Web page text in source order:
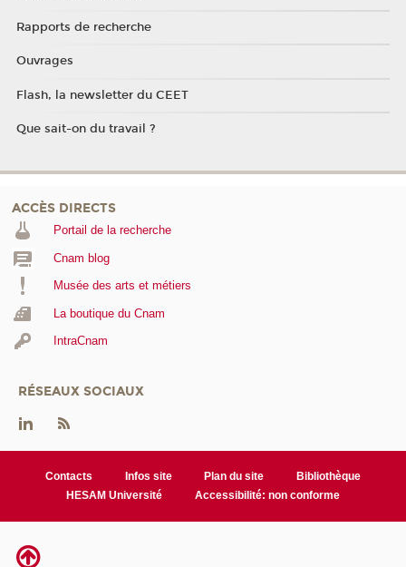
Rapports de recherche
Ouvrages
Flash, la newsletter du CEET
Que sait-on du travail ?
ACCÈS DIRECTS
Portail de la recherche
Cnam blog
Musée des arts et métiers
La boutique du Cnam
IntraCnam
RÉSEAUX SOCIAUX
Contacts Infos site Plan du site
Bibliothèque
HESAM Université
Accessibilité: non conforme